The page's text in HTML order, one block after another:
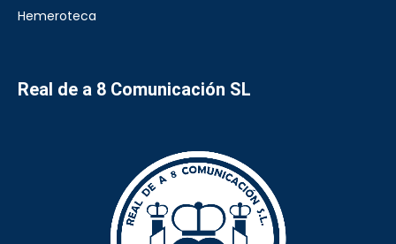
Hemeroteca
Real de a 8 Comunicación SL